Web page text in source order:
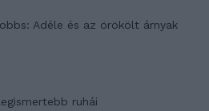
Adéle és az örökölt árnyak
ruhái